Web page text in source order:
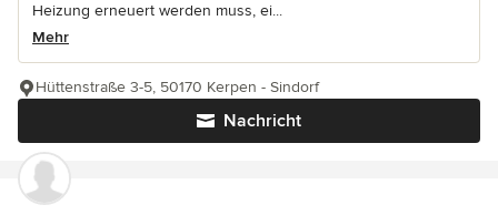
Heizung erneuert werden muss, ei...
Mehr
Nachricht
Hüttenstraße 3-5, 50170 Kerpen - Sindorf